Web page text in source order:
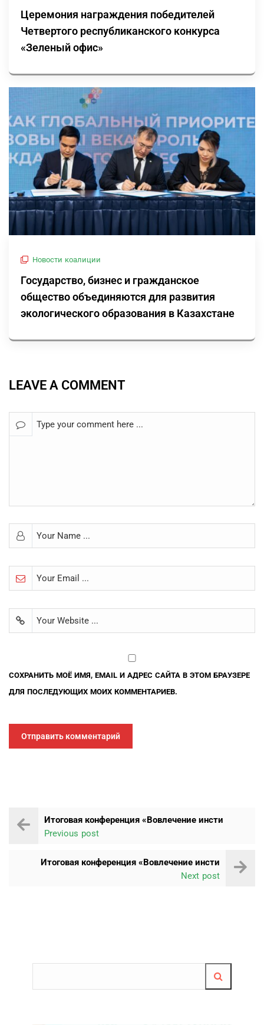
Церемония награждения победителей
Четвертого республиканского конкурса
«Зеленый офис»
Новости коалиции
Государство, бизнес и гражданское
общество объединяются для развития
экологического образования в Казахстане
LEAVE A COMMENT
СОХРАНИТЬ МОЁ ИМЯ, EMAIL И АДРЕС САЙТА В ЭТОМ БРАУЗЕРЕ
ДЛЯ ПОСЛЕДУЮЩИХ МОИХ КОММЕНТАРИЕВ.
Итоговая конференция «Вовлечение инсти
Previous post
Итоговая конференция «Вовлечение инсти
Next post